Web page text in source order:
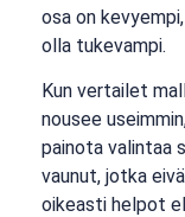
osa on
olla tukevampi.
Kun vertailet
nousee
painota valintaa
vaunut, jotka
oikeasti helpot